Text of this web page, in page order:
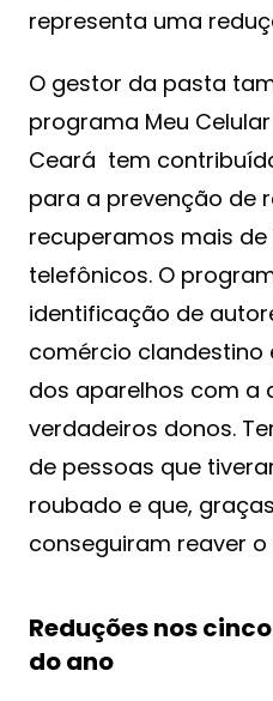
representa uma
O gestor da pasta
programa Meu
Ceará tem
para a prevenção de
recuperamos mais de
telefônicos. O
identificação de
comércio clandestino
dos aparelhos com a
verdadeiros donos.
de pessoas que
roubado e que,
conseguiram reaver o
Reduções nos
do ano